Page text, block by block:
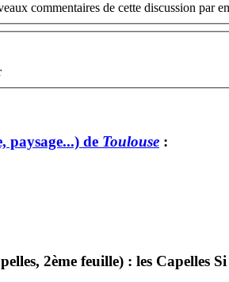
commentaires de cette discussion par
paysage...) de Toulouse :
2ème feuille) : les Capelles